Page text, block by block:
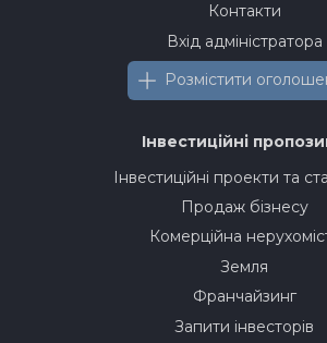
Контакти
Вхід адміністратора
Розмістити
Інвестиційні
Інвестиційні проекти та
Продаж бізнесу
Комерційна
Земля
Франчайзинг
Запити інвесторів